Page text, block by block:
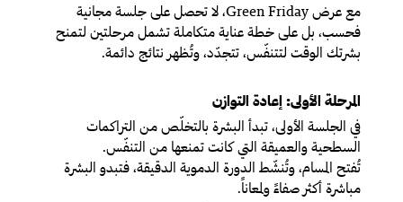
مع عرض Green Friday، لا تحصل على جلسة مجانية
فحسب، بل على خطة عناية متكاملة تشمل مرحلتين لتمنح
بشرتك الوقت لتتنفّس، تتجدّد، وتُظهر نتائج دائمة.
المرحلة الأولى: إعادة التوازن
في الجلسة الأولى، تبدأ البشرة بالتخلّص من التراكمات
السطحية والعميقة التي كانت تمنعها من التنفّس.
تُفتح المسام، وتُنشّط الدورة الدموية الدقيقة، فتبدو البشرة
مباشرة أكثر صفاءً ولمعاناً.